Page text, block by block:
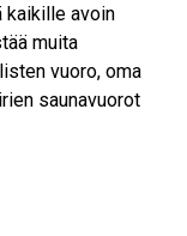
kaikille avoin
muita
vuoro, oma
saunavuorot